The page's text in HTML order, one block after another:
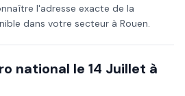
l'adresse exacte de la
dans votre secteur à Rouen.
national le 14 Juillet à